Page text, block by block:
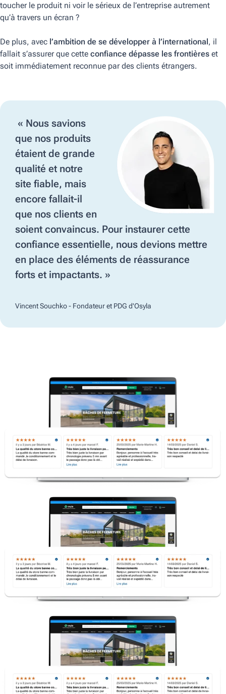
toucher le produit ni voir le sérieux de l’entreprise autrement
qu’à travers un écran ?
De plus, avec l’ambition de se développer à l’international , il
fallait s’assurer que cette confiance dépasse les frontières et
soit immédiatement reconnue par des clients étrangers.
« Nous savions
que nos produits
étaient de grande
qualité et notre
site fiable, mais
encore fallait-il
que nos clients en
soient convaincus. Pour instaurer cette
confiance essentielle, nous devions mettre
en place des éléments de réassurance
forts et impactants. »
Vincent Souchko - Fondateur et PDG d'Osyla